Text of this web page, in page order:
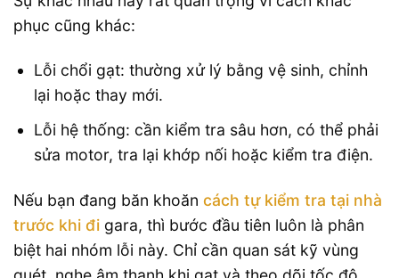
phục cũng khác:
Lỗi chổi gạt: thường xử lý bằng vệ sinh, chỉnh
lại hoặc thay mới.
Lỗi hệ thống: cần kiểm tra sâu hơn, có thể phải
sửa motor, tra lại khớp nối hoặc kiểm tra điện.
Nếu bạn đang băn khoăn cách tự kiểm tra tại nhà
trước khi đi gara, thì bước đầu tiên luôn là phân
biệt hai nhóm lỗi này. Chỉ cần quan sát kỹ vùng